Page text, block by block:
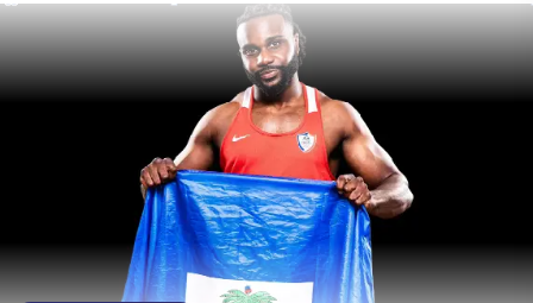
Caraïbes. Intitulée "Survivance Arawak,
Taïnos, Ciboney", cette initiative culturelle
a rassemblé passionnés, chercheurs et
curieux dans une atmosphère riche en
découvertes et en émotions.